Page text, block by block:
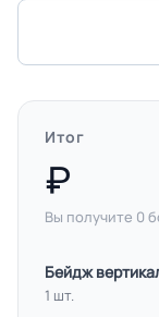
Итог
Вы получите 0
Бейдж
1 шт.